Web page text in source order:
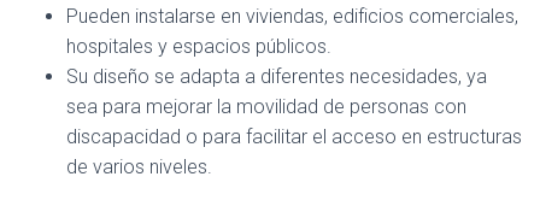
Pueden instalarse en viviendas, edificios comerciales,
hospitales y espacios públicos.
Su diseño se adapta a diferentes necesidades, ya
sea para mejorar la movilidad de personas con
discapacidad o para facilitar el acceso en estructuras
de varios niveles.